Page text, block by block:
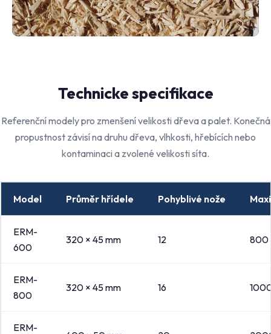
Technicke specifikace
Referenční modely pro zmenšení velikosti dřeva a palet. Konečná
propustnost závisí na druhu dřeva, vlhkosti, hřebících nebo
kontaminaci a zvolené velikosti síta.
Model Průměr hřídele Pohyblivé nože
ERM-
600
320 × 45 mm 12 800
ERM-
800
320 × 45 mm 16
ERM-